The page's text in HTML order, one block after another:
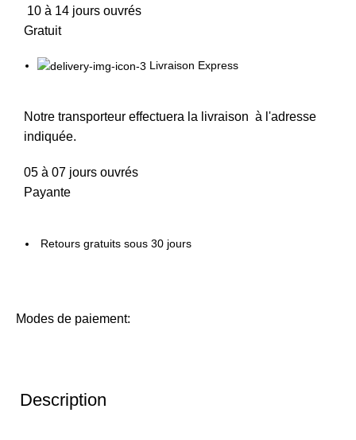
10 à 14 jours ouvrés
Gratuit
Livraison Express
Notre transporteur effectuera la livraison à l'adresse
indiquée.
05 à 07 jours ouvrés
Payante
Retours gratuits sous 30 jours
Modes de paiement:
Description